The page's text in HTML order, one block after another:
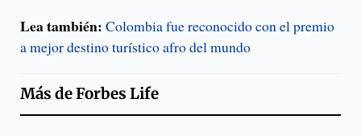
Lea también: Colombia fue reconocido con el premio
a mejor destino turístico afro del mundo
Más deForbes Life